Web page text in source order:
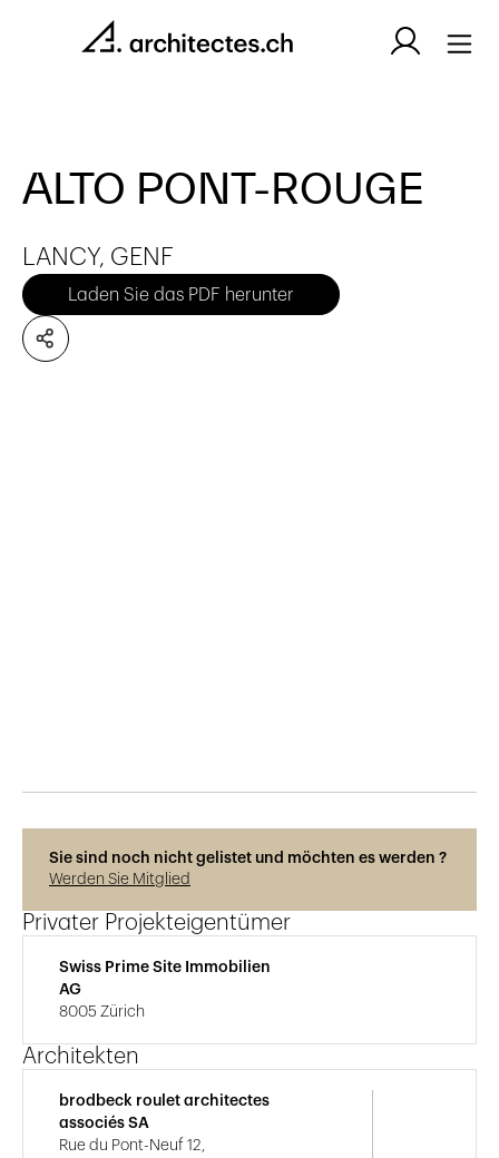
ALTO PONT-ROUGE
LANCY, GENF
Laden Sie das PDF herunter
Sie sind noch nicht gelistet und möchten es werden ?
Werden Sie Mitglied
Privater Projekteigentümer
Swiss Prime Site Immobilien
AG
8005 Zürich
Architekten
brodbeck roulet architectes
associés SA
Rue du Pont-Neuf 12,